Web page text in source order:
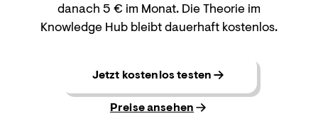
danach 5 € im Monat. Die Theorie im
Knowledge Hub bleibt dauerhaft kostenlos.
Jetzt kostenlos testen
Preise ansehen